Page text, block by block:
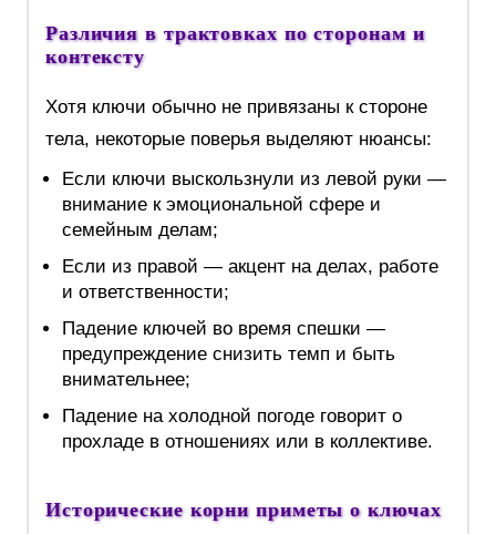
Различия в трактовках по сторонам и
контексту
Хотя ключи обычно не привязаны к стороне
тела, некоторые поверья выделяют нюансы:
Если ключи выскользнули из левой руки —
внимание к эмоциональной сфере и
семейным делам;
Если из правой — акцент на делах, работе
и ответственности;
Падение ключей во время спешки —
предупреждение снизить темп и быть
внимательнее;
Падение на холодной погоде говорит о
прохладе в отношениях или в коллективе.
Исторические корни приметы о ключах